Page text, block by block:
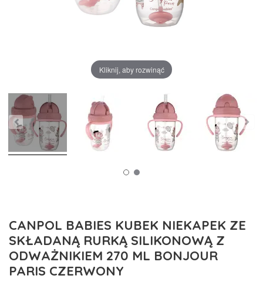
Kliknij, aby rozwinąć
CANPOL BABIES KUBEK NIEKAPEK ZE
SKŁADANĄ RURKĄ SILIKONOWĄ Z
ODWAŻNIKIEM 270 ML BONJOUR
PARIS CZERWONY